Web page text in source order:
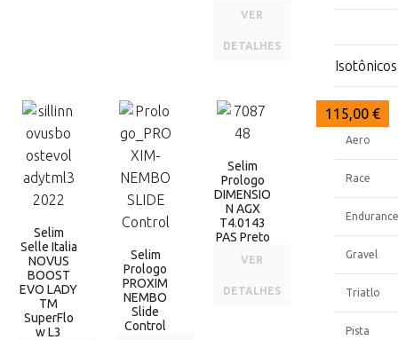
VER
DETALHES
124,90 €
Selim
Selle Italia
NOVUS
BOOST
EVO LADY
TM
SuperFlo
w L3
119,90 €
Selim
Prologo
PROXIM
NEMBO
Slide
Control
115,00 €
Selim
Prologo
DIMENSIO
N AGX
T4.0143
PAS Preto
VER
DETALHES
Isotônicos
Quadros
Aero
Race
Endurance
Gravel
Triatlo
Pista